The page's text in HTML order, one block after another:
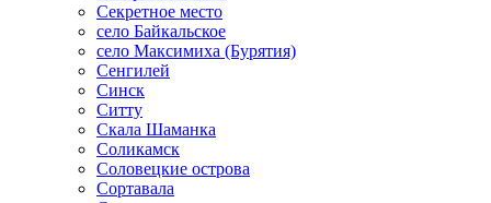
Секретное место
село Байкальское
село Максимиха (Бурятия)
Сенгилей
Синск
Ситту
Скала Шаманка
Соликамск
Соловецкие острова
Сортавала